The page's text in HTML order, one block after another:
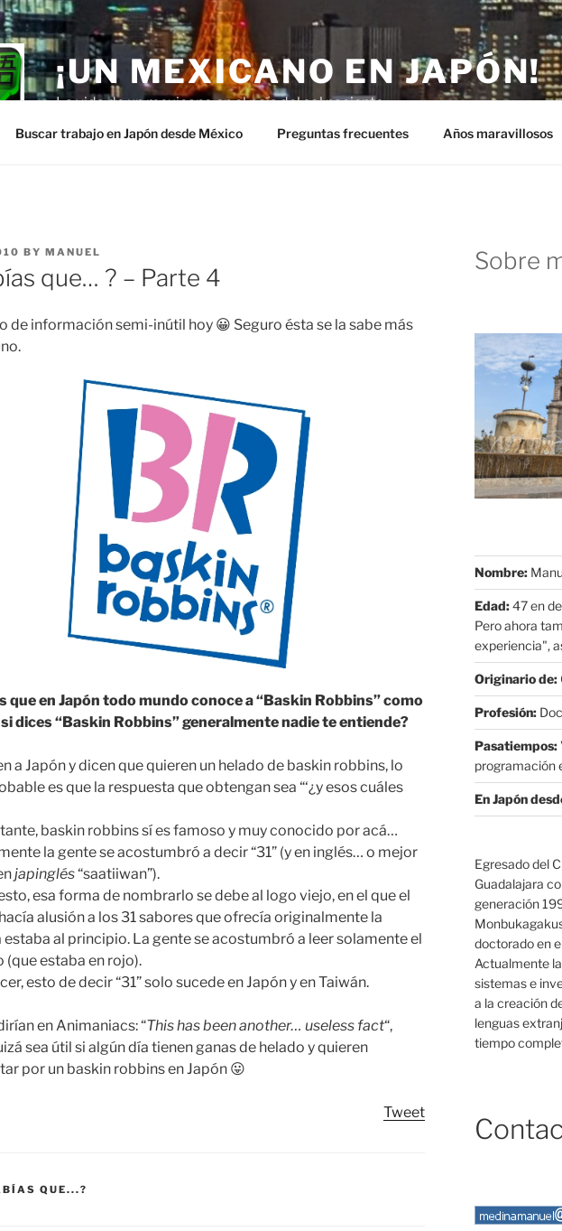
¡UN MEXICANO EN JAPÓN!
La vida de un mexicano en el país del sol naciente.
Buscar trabajo en Japón desde México Preguntas frecuentes Años maravillosos
BY MANUEL
que… ? – Parte 4
de información semi-inútil hoy 😀 Seguro ésta se la sabe más
que en Japón todo mundo conoce a “Baskin Robbins” como
si dices “Baskin Robbins” generalmente nadie te entiende?
a Japón y dicen que quieren un helado de baskin robbins, lo
es que la respuesta que obtengan sea “‘¿y esos cuáles
baskin robbins sí es famoso y muy conocido por acá…
la gente se acostumbró a decir “31” (y en inglés… o mejor
japinglés“saatiiwan”).
esa forma de nombrarlo se debe al logo viejo, en el que el
alusión a los 31 sabores que ofrecía originalmente la
estaba al principio. La gente se acostumbró a leer solamente el
(que estaba en rojo).
esto de decir “31” solo sucede en Japón y en Taiwán.
en Animaniacs: “This has been another… useless fact“,
sea útil si algún día tienen ganas de helado y quieren
por un baskin robbins en Japón 😛
Tweet
QUE...?
Sobre
Nombre:
Edad:47 en
Pero ahora
experiencia",
Originario de:
Profesión:
Pasatiempos:
programación
En Japón
Egresado del
Guadalajara
generación
doctorado en
Actualmente
sistemas e
a la creación
lenguas
tiempo